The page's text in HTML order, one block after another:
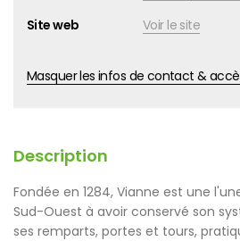
Site web
Voir le site
Masquer les infos de contact &
Description
Fondée en 1284, Vianne est une
Sud-Ouest à avoir conservé son
ses remparts, portes et tours,